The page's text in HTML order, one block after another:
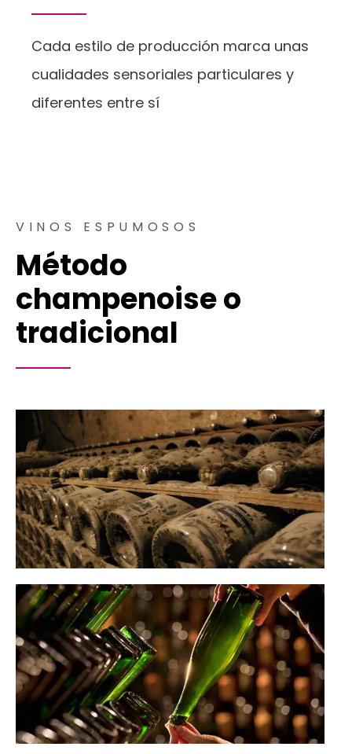
Cada estilo de producción marca unas
cualidades sensoriales particulares y
diferentes entre sí
VINOS ESPUMOSOS
Método
champenoise o
tradicional